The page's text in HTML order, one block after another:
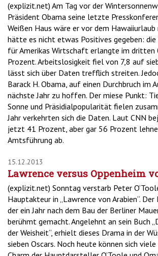
(explizit.net) Am Tag vor der
Präsident Obama seine letzte
Weißen Haus wäre er vor dem
hätte es nicht etwas Positives gegeben:
für Amerikas Wirtschaft erlangte im dritten
Prozent. Arbeitslosigkeit fiel von 7,8 auf
lässt sich über Daten trefflich streiten.
Barack H. Obama, auf einen Durchbruch im
nächste Jahr zu hoffen. Der miese Punkt:
Sonne und Präsidialpopularität fielen
Jahr verkehrten sich die Daten. Laut CNN
jetzt 41 Prozent, aber gar 56 Prozent
Amtsführung ab.
15.12.2013
Lawrence versus Oppenheim
(explizit.net) Sonntag verstarb Peter
Hauptakteur in „Lawrence von Arabien“.
der ein Jahr nach dem Bau der Berliner
berühmt gemacht. Angelehnt an sein Buch
der Weisheit“, erhielt dieses Drama in der
sieben Oscars. Noch heute können sich